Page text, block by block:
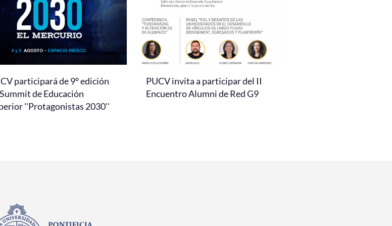
participará de 9° edición
de Educación
''Protagonistas 2030''
PUCV invita a participar del II
Encuentro Alumni de Red G9